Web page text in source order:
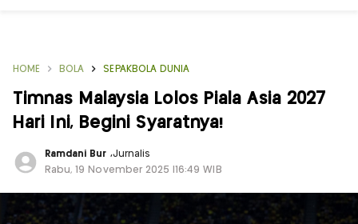
HOME BOLA SEPAKBOLA DUNIA
Timnas Malaysia Lolos Piala Asia 2027
Hari Ini, Begini Syaratnya!
Ramdani Bur ,Jurnalis
Rabu, 19 November 2025 |16:49 WIB